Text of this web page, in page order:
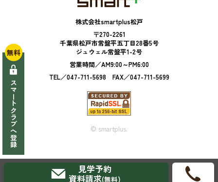
株式会社smartplus松戸
〒270-2261
千葉県松戸市常盤平五丁目28番5号
ジュウェル常盤平1-2号
営業時間／AM9:00～PM6:00
TEL／047-711-5698 FAX／047-711-5699
© smartplus.
無料
スマートクラブへ登録
見学予約
資料請求(無料)